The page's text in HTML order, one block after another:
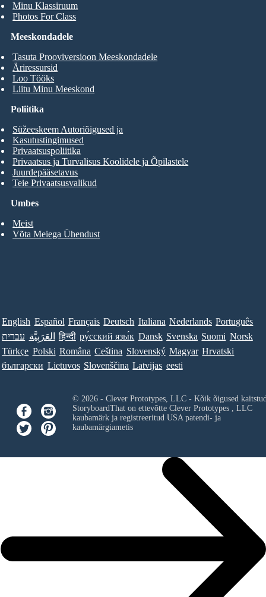
Minu Klassiruum
Photos For Class
Meeskondadele
Tasuta Prooviversioon Meeskondadele
Äriressursid
Loo Tööks
Liitu Minu Meeskond
Umbes
Meist
Võta Meiega Ühendust
Poliitika
Süžeeskeem Autoriõigused ja
Kasutustingimused
Privaatsuspoliitika
Privaatsus ja Turvalisus Koolidele ja Õpilastele
Juurdepääsetavus
Teie Privaatsusvalikud
English Español Français Deutsch Italiana Nederlands Português
עברית العَرَبِيَّة हिन्दी ру́сский язы́к Dansk Svenska Suomi Norsk
Türkçe Polski Româna Ceština Slovenský Magyar Hrvatski
български Lietuvos Slovenščina Latvijas eesti
© 2026 - Clever Prototypes, LLC - Kõik õigused
StoryboardThat on ettevõtte Clever Prototypes , LLC
kaubamärk ja registreeritud USA patendi- ja
kaubamärgiametis